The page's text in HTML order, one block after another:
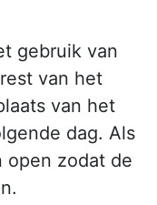
gebruik van
van het
van het
dag. Als
open zodat de